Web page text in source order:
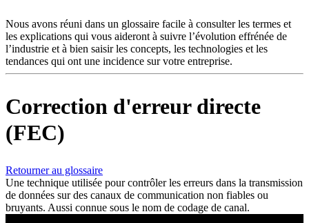
Soutien
Services
Acheter
Ressources
nous
S'enregistrer
Se
connecter
Emploi
Partenaires
Nous avons réuni dans un glossaire facile à consulter les termes et
les explications qui vous aideront à suivre l’évolution effrénée de
l’industrie et à bien saisir les concepts, les technologies et les
tendances qui ont une incidence sur votre entreprise.
Correction d'erreur directe
(FEC)
Retourner au glossaire
Une technique utilisée pour contrôler les erreurs dans la transmission
de données sur des canaux de communication non fiables ou
bruyants. Aussi connue sous le nom de codage de canal.